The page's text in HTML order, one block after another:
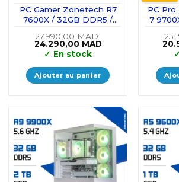
PC Gamer Zonetech R7
7600X / 32GB DDR5 /
16GB
27.990,00MAD
Le
prix
initial
était :
27.990,00 MAD.
24.290,00 MADLe
est :
24.290,00 MAD.
✓ En stock
Ajouter au panier
PC
7 9700X / 32GB
Le
initial✓